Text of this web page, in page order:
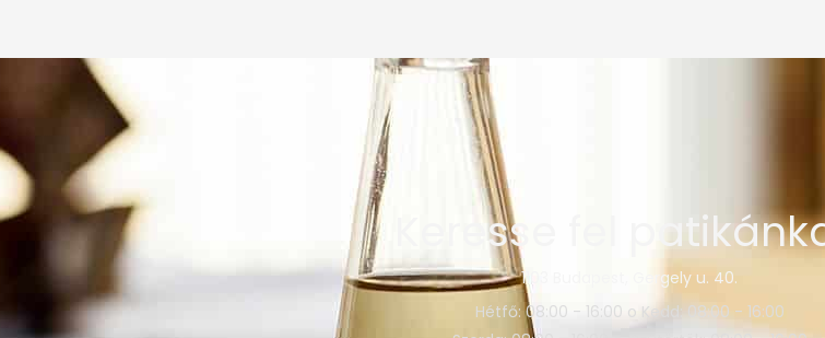
Keresse fel
1103 Budapest, Gergely u. 40.
Hétfő: 08:00 - 16:00 o Kedd: 08:00 - 16:00